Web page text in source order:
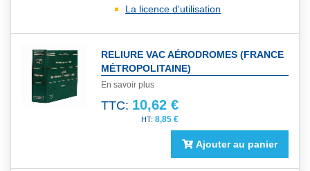
La licence d'utilisation
RELIURE VAC AÉRODROMES (FRANCE
MÉTROPOLITAINE)
En savoir plus
TTC: 10,62 €
8,85 €
Ajouter au panier